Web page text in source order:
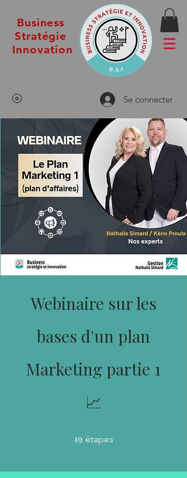
Business
Stratégie
Innovation
Se connecter
Webinaire sur les
bases d'un plan
Marketing partie 1
📈
19 étapes